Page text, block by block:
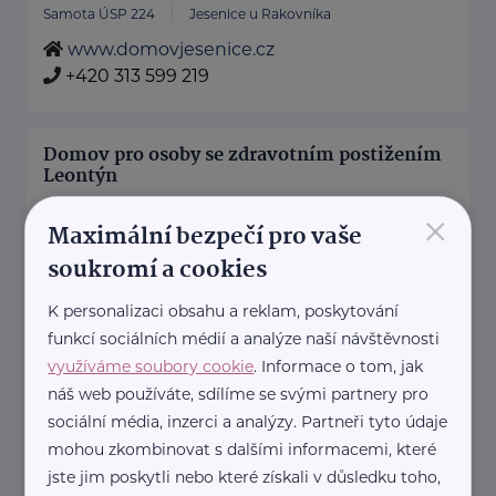
Samota ÚSP 224 Jesenice u Rakovníka
www.domovjesenice.cz
+420 313 599 219
Domov pro osoby se zdravotním postižením
Leontýn
http://www.leontyn.cz
+420 313 559 097
Domov Ráček o.p.s.
Na Sekyře 1765 Rakovník
http://DomovRacek.cz
+420 313 519 920
×
Maximální bezpečí pro vaše
soukromí a cookies
K personalizaci obsahu a reklam, poskytování
funkcí sociálních médií a analýze naší návštěvnosti
využíváme soubory cookie. Informace o tom, jak
náš web používáte, sdílíme se svými partnery pro
sociální média, inzerci a analýzy. Partneři tyto údaje
mohou zkombinovat s dalšími informacemi, které
jste jim poskytli nebo které získali v důsledku toho,